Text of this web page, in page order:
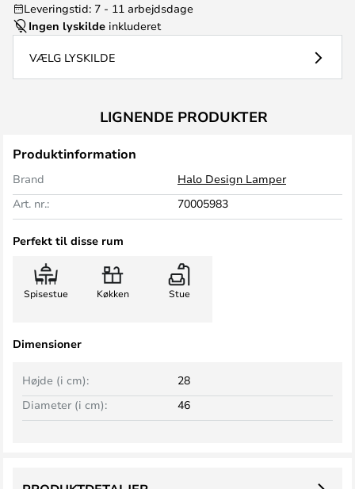
Leveringstid: 7 - 11 arbejdsdage
Ingen lyskilde inkluderet
VÆLG LYSKILDE
LIGNENDE PRODUKTER
Produktinformation
Brand
Halo Design Lamper
Art. nr.:
70005983
Perfekt til disse rum
Spisestue Køkken Stue
Dimensioner
Højde (i cm):
28
Diameter (i cm):
46